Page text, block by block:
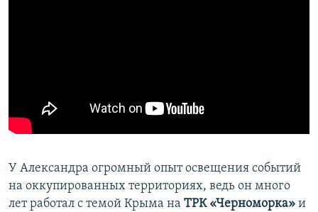
У Александра огромный опыт освещения событий
на оккупированных территориях, ведь он много
лет работал с темой Крыма на ТРК «Черноморка» и